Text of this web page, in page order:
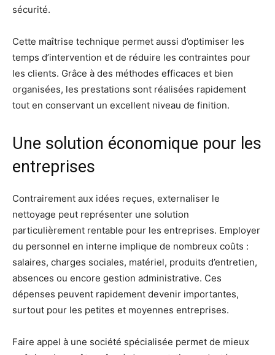
sécurité.
Cette maîtrise technique permet aussi d’optimiser les
temps d’intervention et de réduire les contraintes pour
les clients. Grâce à des méthodes efficaces et bien
organisées, les prestations sont réalisées rapidement
tout en conservant un excellent niveau de finition.
Une solution économique pour les
entreprises
Contrairement aux idées reçues, externaliser le
nettoyage peut représenter une solution
particulièrement rentable pour les entreprises. Employer
du personnel en interne implique de nombreux coûts :
salaires, charges sociales, matériel, produits d’entretien,
absences ou encore gestion administrative. Ces
dépenses peuvent rapidement devenir importantes,
surtout pour les petites et moyennes entreprises.
Faire appel à une société spécialisée permet de mieux